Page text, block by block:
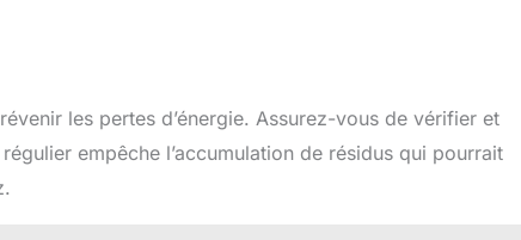
les pertes d’énergie. Assurez-vous de vérifier et
empêche l’accumulation de résidus qui pourrait